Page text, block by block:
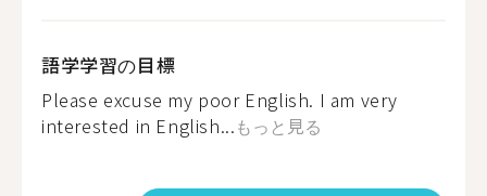
語学学習の目標
Please excuse my poor English. I am very
interested in English...もっと見る